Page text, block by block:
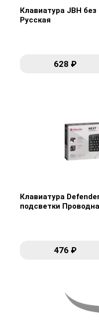
Русская
Клавиатура JBH
Русская
628 ₽
Клавиатура
подсветки
476 ₽